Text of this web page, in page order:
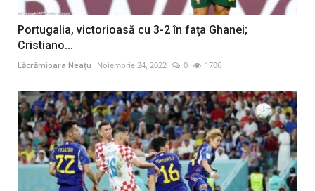
Portugalia, victorioasă cu 3-2 în faţa Ghanei;
Cristiano...
Lăcrămioara Neațu Noiembrie 24, 2022 0 1706